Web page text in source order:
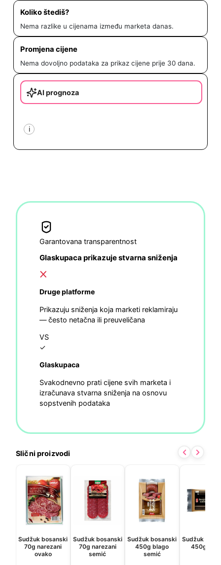
Koliko štediš?
Nema razlike u cijenama između marketa danas.
Promjena cijene
Nema dovoljno podataka za prikaz cijene prije 30 dana.
AI prognoza
i
Garantovana transparentnost
Glaskupaca prikazuje stvarna sniženja
Druge platforme
Prikazuju sniženja koja marketi reklamiraju
— često netačna ili preuveličana
VS
✓
Glaskupaca
Svakodnevno prati cijene svih marketa i
izračunava stvarna sniženja na osnovu
sopstvenih podataka
Slični proizvodi
Sudžuk bosanski
70g narezani
ovako
Sudžuk bosanski
70g narezani
semić
Sudžuk bosanski
450g blago
semić
Sudžuk
450g